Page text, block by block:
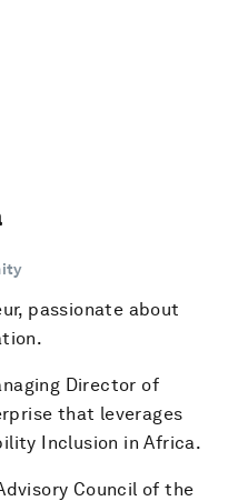
passionate about
Director of
that leverages
Inclusion in Africa.
Council of the